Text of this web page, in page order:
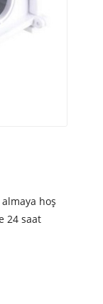
almaya hoş
24 saat